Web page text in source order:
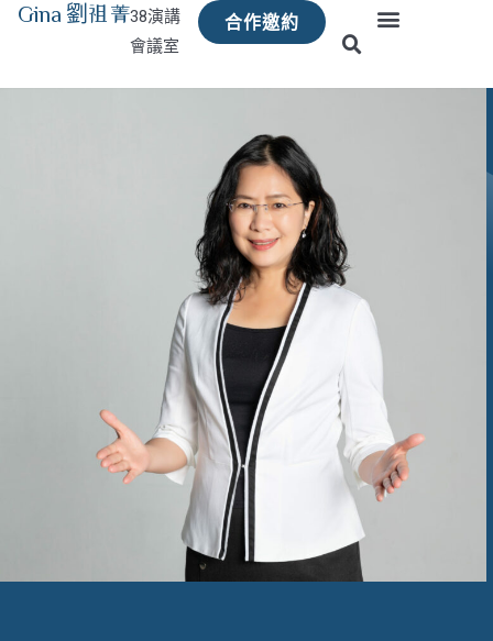
Gina 劉祖菁38演講
會議室
合作邀約